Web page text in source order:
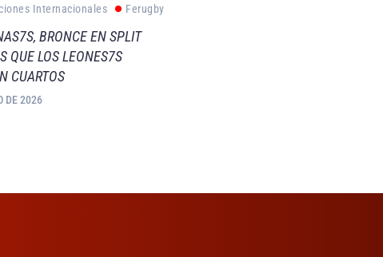
Internacionales
Ferugby
BRONCE EN SPLIT
QUE LOS LEONES7S
CUARTOS
DE 2026